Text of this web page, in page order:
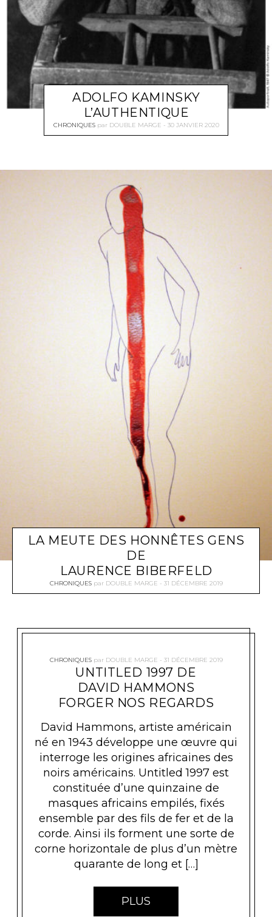
ADOLFO KAMINSKY
L’AUTHENTIQUE
CHRONIQUES par DOUBLE MARGE 30 JANVIER 2020
LA MEUTE DES HONNÊTES GENS
DE
LAURENCE BIBERFELD
CHRONIQUES par DOUBLE MARGE 31 DÉCEMBRE 2019
CHRONIQUES par DOUBLE MARGE 31 DÉCEMBRE 2019
UNTITLED 1997 DE
DAVID HAMMONS
FORGER NOS REGARDS
David Hammons, artiste américain
né en 1943 développe une œuvre qui
interroge les origines africaines des
noirs américains. Untitled 1997 est
constituée d’une quinzaine de
masques africains empilés, fixés
ensemble par des fils de fer et de la
corde. Ainsi ils forment une sorte de
corne horizontale de plus d’un mètre
quarante de long et […]
PLUS